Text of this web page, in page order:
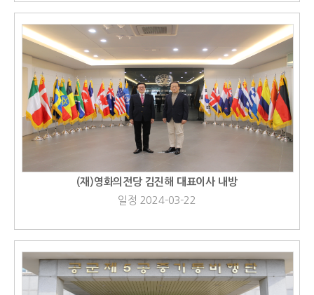
(재)영화의전당 김진해 대표이사 내방
일정 2024-03-22